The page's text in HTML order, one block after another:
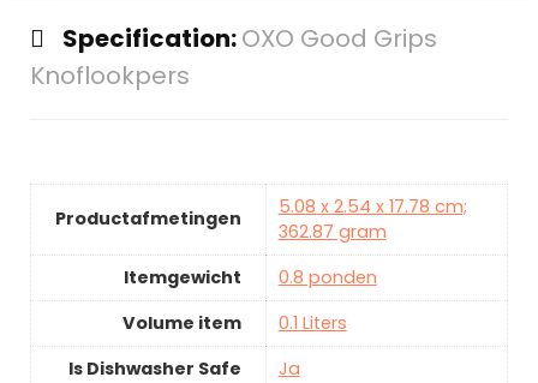
Specification:OXO Good Grips
Knoflookpers
Productafmetingen
5.08 x 2.54 x 17.78 cm;
362.87 gram
Itemgewicht
0.8 ponden
Volume item
0.1 Liters
Is Dishwasher Safe
Ja